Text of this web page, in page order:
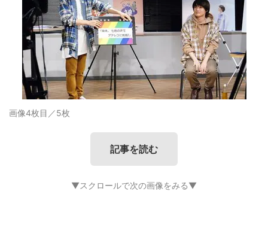
画像4枚目／5枚
記事を読む
▼スクロールで次の画像をみる▼